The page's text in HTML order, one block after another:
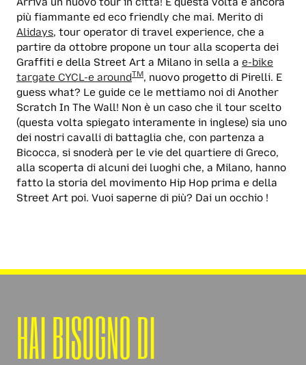
più fiammante ed eco friendly che mai. Merito di
Alidays, tour operator di travel experience, che a
partire da ottobre propone un tour alla scoperta dei
Graffiti e della Street Art a Milano in sella a e-bike
targate CYCL-e aroundTM, nuovo progetto di Pirelli. E
guess what? Le guide ce le mettiamo noi di Another
Scratch In The Wall! Non è un caso che il tour scelto
(questa volta spiegato interamente in inglese) sia uno
dei nostri cavalli di battaglia che, con partenza a
Bicocca, si snoderà per le vie del quartiere di Greco,
alla scoperta di alcuni dei luoghi che, a Milano, hanno
fatto la storia del movimento Hip Hop prima e della
Street Art poi. Vuoi saperne di più? Dai un occhio !
HAI BISOGNO DI